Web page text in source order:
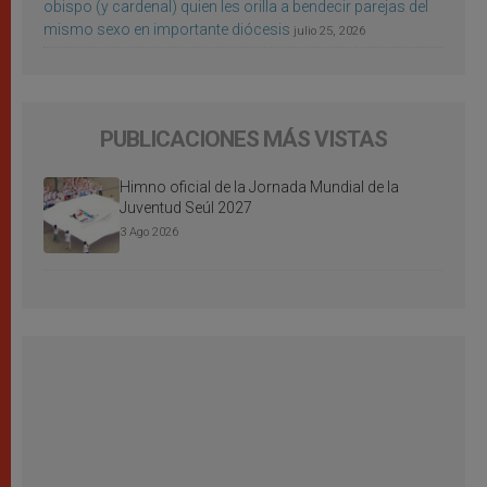
obispo (y cardenal) quien les orilla a bendecir parejas del
mismo sexo en importante diócesis julio 25, 2026
PUBLICACIONES MÁS VISTAS
Himno oficial de la Jornada Mundial de la
Juventud Seúl 2027
3 Ago 2026